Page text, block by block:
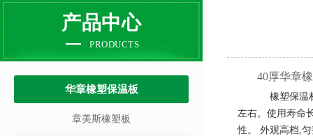
产品中心
PRODUCTS
华章橡塑保温板
章美斯橡塑板
40厚华章
橡塑保温
左右。使用寿命
性。
外观高档,